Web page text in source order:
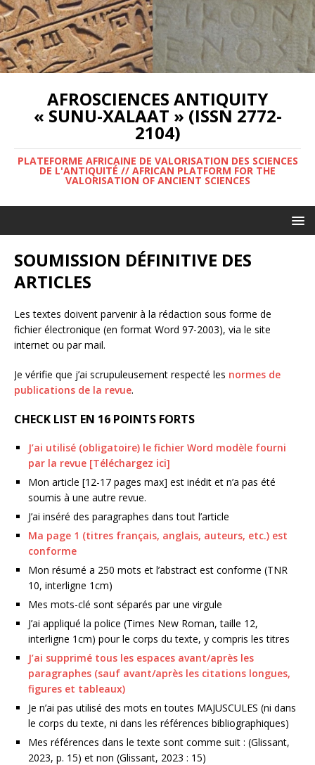
AFROSCIENCES ANTIQUITY
« SUNU-XALAAT » (ISSN 2772-
2104)
PLATEFORME AFRICAINE DE VALORISATION DES SCIENCES
DE L'ANTIQUITÉ // AFRICAN PLATFORM FOR THE
VALORISATION OF ANCIENT SCIENCES
SOUMISSION DÉFINITIVE DES
ARTICLES
Les textes doivent parvenir à la rédaction sous forme de
fichier électronique (en format Word 97-2003), via le site
internet ou par mail.
Je vérifie que j’ai scrupuleusement respecté les normes de
publications de la revue.
CHECK LIST EN 16 POINTS FORTS
J’ai utilisé (obligatoire) le fichier Word modèle fourni
par la revue [Téléchargez ici]
Mon article [12-17 pages max] est inédit et n’a pas été
soumis à une autre revue.
J’ai inséré des paragraphes dans tout l’article
Ma page 1 (titres français, anglais, auteurs, etc.) est
conforme
Mon résumé a 250 mots et l’abstract est conforme (TNR
10, interligne 1cm)
Mes mots-clé sont séparés par une virgule
J’ai appliqué la police (Times New Roman, taille 12,
interligne 1cm) pour le corps du texte, y compris les titres
J’ai supprimé tous les espaces avant/après les
paragraphes (sauf avant/après les citations longues,
figures et tableaux)
Je n’ai pas utilisé des mots en toutes MAJUSCULES (ni dans
le corps du texte, ni dans les références bibliographiques)
Mes références dans le texte sont comme suit : (Glissant,
2023, p. 15) et non (Glissant, 2023 : 15)